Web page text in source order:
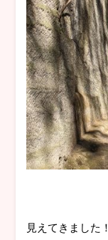
見えてきました！